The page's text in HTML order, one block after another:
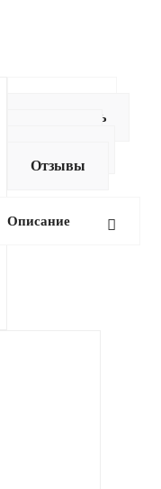
Как купить
Отзывы
Описание